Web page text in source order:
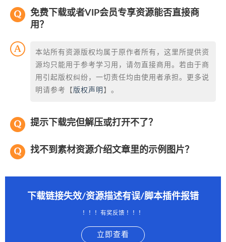
免费下载或者VIP会员专享资源能否直接商
用？
本站所有资源版权均属于原作者所有，这里所提供资
源均只能用于参考学习用，请勿直接商用。若由于商
用引起版权纠纷，一切责任均由使用者承担。更多说
明请参考【 版权声明 】。
提示下载完但解压或打开不了？
找不到素材资源介绍文章里的示例图片？
下载链接失效/资源描述有误/脚本插件报错
！！！有奖反馈 ！！！
立即查看